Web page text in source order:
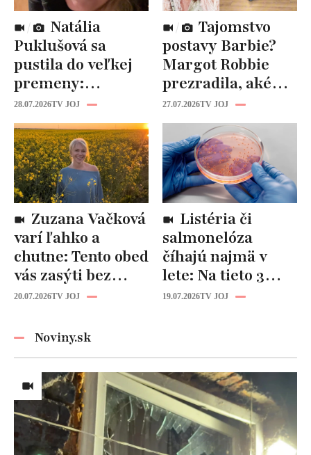
Puklušová sa
pustila do veľkej
premeny:
Odborníci však
varujú, pozor na
prísne diéty!
28.07.2026TV JOJ
postavy Barbie?
Margot Robbie
prezradila, aké
cviky jej pomohli
spevniť celé telo
27.07.2026TV JOJ
varí ľahko a
chutne: Tento obed
vás zasýti bez
zbytočných kalórií
20.07.2026TV JOJ
salmonelóza
číhajú najmä v
lete: Na tieto 3
pravidlá pri jedle
19.07.2026TV JOJ
Noviny.sk